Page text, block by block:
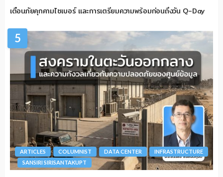
เตือนภัยคุกคามไซเบอร์ และการเตรียมความพร้อมก่อนถึงวัน Q-Day
5
ARTICLES COLUMNIST DATA CENTER
INFRASTRUCTURE
SANSIRI SIRISANTAKUPT